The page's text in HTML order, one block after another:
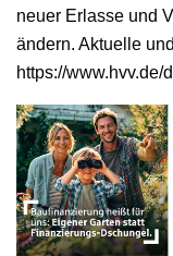
neuer Erlasse und
ändern. Aktuelle
https://www.hvv.de/